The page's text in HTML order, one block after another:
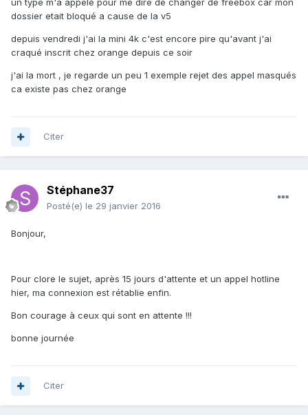
un type m'a appelé pour me dire de changer de freebox car mon
dossier etait bloqué a cause de la v5
depuis vendredi j'ai la mini 4k c'est encore pire qu'avant j'ai
craqué inscrit chez orange depuis ce soir
j'ai la mort , je regarde un peu 1 exemple rejet des appel masqués
ca existe pas chez orange
Citer
Stéphane37
Posté(e) le 29 janvier 2016
Bonjour,
Pour clore le sujet, après 15 jours d'attente et un appel hotline
hier, ma connexion est rétablie enfin.
Bon courage à ceux qui sont en attente !!!
bonne journée
Citer